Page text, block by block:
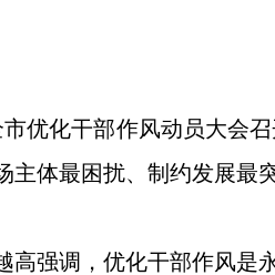
化干部作风动员大会召
主体最困扰、制约发展最
强调，优化干部作风是